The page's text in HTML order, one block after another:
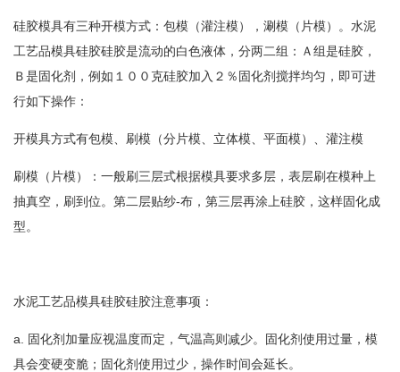
硅胶模具有三种开模方式：包模（灌注模），涮模（片模）。水泥
工艺品模具硅胶硅胶是流动的白色液体，分两二组：Ａ组是硅胶，
Ｂ是固化剂，例如１００克硅胶加入２％固化剂搅拌均匀，即可进
行如下操作：
开模具方式有包模、刷模（分片模、立体模、平面模）、灌注模
刷模（片模）：一般刷三层式根据模具要求多层，表层刷在模种上
抽真空，刷到位。第二层贴纱-布，第三层再涂上硅胶，这样固化成
型。
水泥工艺品模具硅胶硅胶注意事项：
a. 固化剂加量应视温度而定，气温高则减少。固化剂使用过量，模
具会变硬变脆；固化剂使用过少，操作时间会延长。